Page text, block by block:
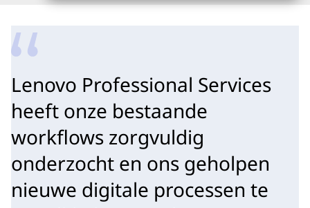
Lenovo Professional Services
heeft onze bestaande
workflows zorgvuldig
onderzocht en ons geholpen
nieuwe digitale processen te